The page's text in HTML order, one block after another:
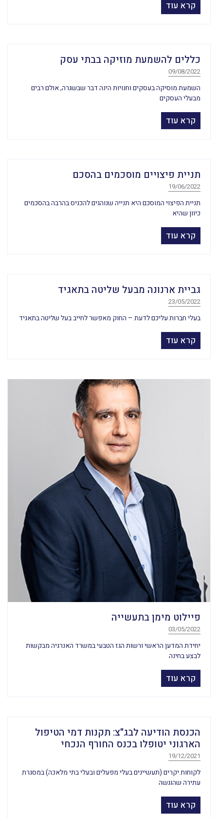
קרא עוד
כללים להשמעת מוזיקה בבתי עסק
09/08/2022
השמעת מוסיקה בעסקים וחנויות הינה דבר שבשגרה, אולם רבים
מבעלי העסקים
קרא עוד
תניית פיצויים מוסכמים בהסכם
19/06/2022
תניית הפיצוי המוסכם היא תנייה שנוהגים להכניס בהרבה בהסכמים
כיוון שהיא
קרא עוד
גביית ארנונה מבעל שליטה בתאגיד
23/05/2022
בעלי חברות עליכם לדעת – החוק מאפשר לחייב בעל שליטה בתאגיד
קרא עוד
פיילוט מימן בתעשייה
03/05/2022
יחידת המדען הראשי ורשות הגז הטבעי במשרד האנרגיה מבקשות
לבצע בחינה
קרא עוד
הכנסת הודיעה לבג"צ: תקנות דמי הטיפול
הארגוני יטופלו בכנס החורף הנכחי
19/12/2021
לקוחות יקרים (תעשיינים בעלי מפעלים ובעלי בתי מלאכה) במסגרת
עתירה שהוגשה
קרא עוד